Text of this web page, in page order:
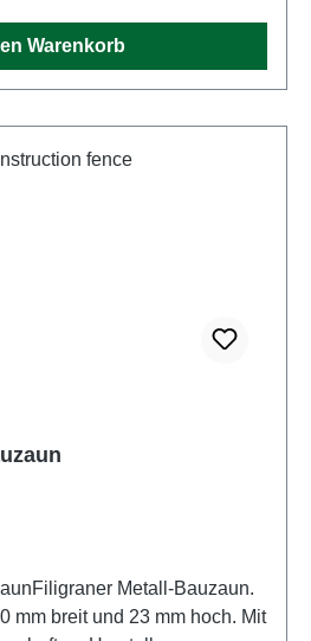
Warenkorb
Metall-Bauzaun.
mm breit und 23 mm hoch. Mit